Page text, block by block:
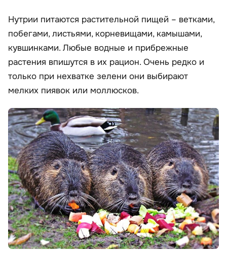
Нутрии питаются растительной пищей – ветками,
побегами, листьями, корневищами, камышами,
кувшинками. Любые водные и прибрежные
растения впишутся в их рацион. Очень редко и
только при нехватке зелени они выбирают
мелких пиявок или моллюсков.